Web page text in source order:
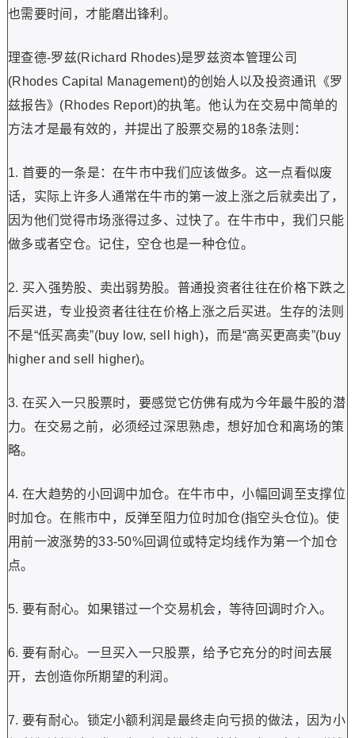
也需要时间，才能磨出锋利。
理查德-罗兹(Richard Rhodes)是罗兹资本管理公司
(Rhodes Capital Management)的创始人以及投资通讯《罗
兹报告》(Rhodes Report)的执笔。他认为在交易中简单的
方法才是最有效的，并提出了股票交易的18条法则：
1. 首要的一条是：在牛市中我们应该做多。这一点看似废
话，实际上许多人通常在牛市的第一波上涨之后就卖出了，
因为他们觉得市场涨得过多、过快了。在牛市中，我们只能
做多或者空仓。记住，空仓也是一种仓位。
2. 买入强势股、卖出弱势股。普通投资者往往在价格下跌之
后买进，专业投资者往往在价格上涨之后买进。生存的法则
不是“低买高卖”(buy low, sell high)，而是“高买更高卖”(buy
higher and sell higher)。
3. 在买入一只股票时，要感觉它仿佛有成为今年最牛股的潜
力。在交易之前，必须经过深思熟虑，想好加仓和离场的策
略。
4. 在大趋势的小回调中加仓。在牛市中，小幅回调至支撑位
时加仓。在熊市中，反弹至阻力位时加仓(指空头仓位)。使
用前一波涨势的33-50%回调位或特定均线作为第一个加仓
点。
5. 要有耐心。如果错过一个交易机会，等待回调时介入。
6. 要有耐心。一旦买入一只股票，给予它充分的时间去展
开，去创造你所期望的利润。
7. 要有耐心。锁定小额利润是最终走向亏损的做法，因为小